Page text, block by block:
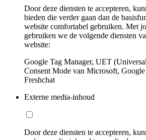
Door deze diensten te accepteren,
bieden die verder gaan dan de
website comfortabel gebruiken. Met
gebruiken we de volgende diensten
website:
Google Tag Manager, UET
Consent Mode van Microsoft,
Freshchat
Externe media-inhoud
Door deze diensten te accepteren,